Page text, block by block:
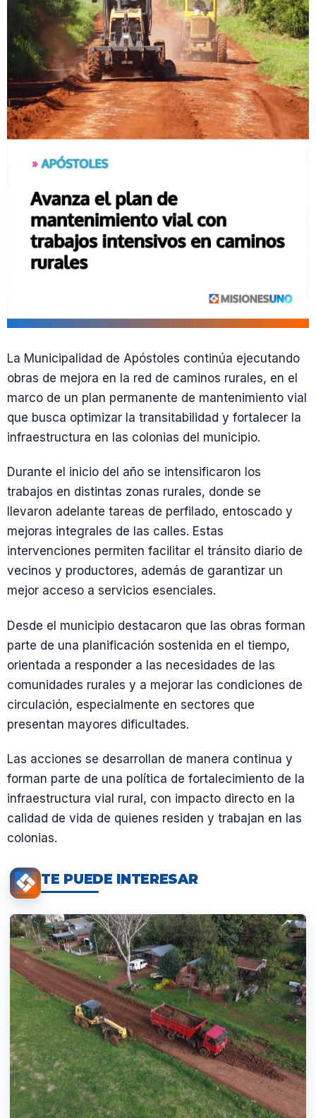
La Municipalidad de Apóstoles continúa ejecutando
obras de mejora en la red de caminos rurales, en el
marco de un plan permanente de mantenimiento vial
que busca optimizar la transitabilidad y fortalecer la
infraestructura en las colonias del municipio.
Durante el inicio del año se intensificaron los
trabajos en distintas zonas rurales, donde se
llevaron adelante tareas de perfilado, entoscado y
mejoras integrales de las calles. Estas
intervenciones permiten facilitar el tránsito diario de
vecinos y productores, además de garantizar un
mejor acceso a servicios esenciales.
Desde el municipio destacaron que las obras forman
parte de una planificación sostenida en el tiempo,
orientada a responder a las necesidades de las
comunidades rurales y a mejorar las condiciones de
circulación, especialmente en sectores que
presentan mayores dificultades.
Las acciones se desarrollan de manera continua y
forman parte de una política de fortalecimiento de la
infraestructura vial rural, con impacto directo en la
calidad de vida de quienes residen y trabajan en las
colonias.
TE PUEDE INTERESAR